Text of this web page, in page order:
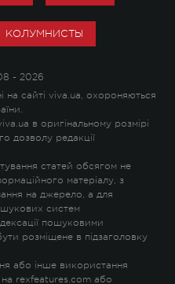
КОЛУМНИСТЫ
- 2026
на сайті viva.ua, охороняються
в оригінальному розмірі
дозволу редакції
статей обсягом не
матеріалу, з
на джерело, а для
систем
пошуковими
розміщене в підзаголовку
або інше використання
на rexfeatures.com або